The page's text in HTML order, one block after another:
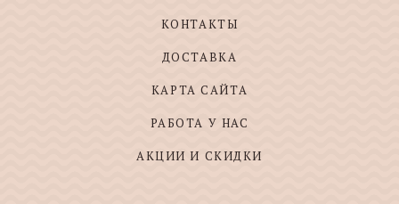
КОНТАКТЫ
ДОСТАВКА
КАРТА САЙТА
РАБОТА У НАС
АКЦИИ И СКИДКИ